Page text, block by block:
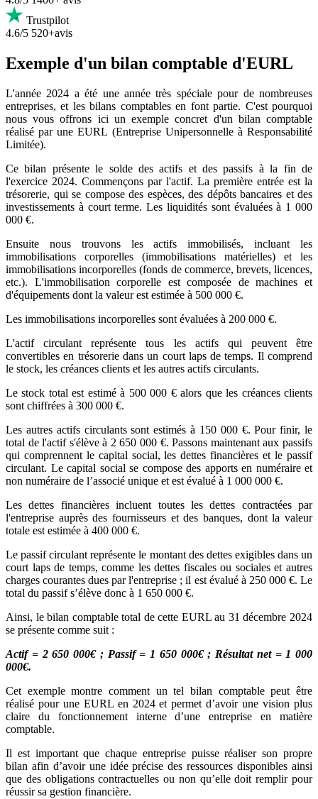
Trustpilot
4.6/5 520+avis
Exemple d'un bilan comptable d'EURL
L'année 2024 a été une année très spéciale pour de nombreuses
entreprises, et les bilans comptables en font partie. C'est pourquoi
nous vous offrons ici un exemple concret d'un bilan comptable
réalisé par une EURL (Entreprise Unipersonnelle à Responsabilité
Limitée).
Ce bilan présente le solde des actifs et des passifs à la fin de
l'exercice 2024. Commençons par l'actif. La première entrée est la
trésorerie, qui se compose des espèces, des dépôts bancaires et des
investissements à court terme. Les liquidités sont évaluées à 1 000
000 €.
Ensuite nous trouvons les actifs immobilisés, incluant les
immobilisations corporelles (immobilisations matérielles) et les
immobilisations incorporelles (fonds de commerce, brevets, licences,
etc.). L'immobilisation corporelle est composée de machines et
d'équipements dont la valeur est estimée à 500 000 €.
Les immobilisations incorporelles sont évaluées à 200 000 €.
L'actif circulant représente tous les actifs qui peuvent être
convertibles en trésorerie dans un court laps de temps. Il comprend
le stock, les créances clients et les autres actifs circulants.
Le stock total est estimé à 500 000 € alors que les créances clients
sont chiffrées à 300 000 €.
Les autres actifs circulants sont estimés à 150 000 €. Pour finir, le
total de l'actif s'élève à 2 650 000 €. Passons maintenant aux passifs
qui comprennent le capital social, les dettes financières et le passif
circulant. Le capital social se compose des apports en numéraire et
non numéraire de l’associé unique et est évalué à 1 000 000 €.
Les dettes financières incluent toutes les dettes contractées par
l'entreprise auprès des fournisseurs et des banques, dont la valeur
totale est estimée à 400 000 €.
Le passif circulant représente le montant des dettes exigibles dans un
court laps de temps, comme les dettes fiscales ou sociales et autres
charges courantes dues par l'entreprise ; il est évalué à 250 000 €. Le
total du passif s’élève donc à 1 650 000 €.
Ainsi, le bilan comptable total de cette EURL au 31 décembre 2024
se présente comme suit :
Actif = 2 650 000€ ; Passif = 1 650 000€ ; Résultat net = 1 000
000€.
Cet exemple montre comment un tel bilan comptable peut être
réalisé pour une EURL en 2024 et permet d’avoir une vision plus
claire du fonctionnement interne d’une entreprise en matière
comptable.
Il est important que chaque entreprise puisse réaliser son propre
bilan afin d’avoir une idée précise des ressources disponibles ainsi
que des obligations contractuelles ou non qu’elle doit remplir pour
réussir sa gestion financière.